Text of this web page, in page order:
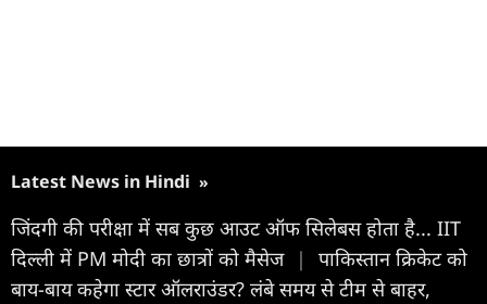
Latest News in Hindi »
जिंदगी की परीक्षा में सब कुछ आउट ऑफ सिलेबस होता है... IIT
दिल्ली में PM मोदी का छात्रों को मैसेज |
पाकिस्तान क्रिकेट को
बाय-बाय कहेगा स्टार ऑलराउंडर? लंबे समय से टीम से बाहर,